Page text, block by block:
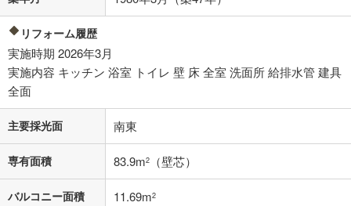
借り入れの際は各金融機関等に、必ずご自身でご確認をお願いいたしま
条件によってお借り入れができないことがあります。
不動産会社に購入相談をする 無料
リフォーム履歴
実施時期 2026年3月
実施内容 キッチン 浴室 トイレ 壁 床 全室 洗面所 給排水管 建具
全面
主要採光面 南東
専有面積 83.9m2 （壁芯）
バルコニー面積 11.69m2